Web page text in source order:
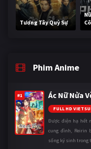
Tương Tây Quỷ Sự
Phim Anime
#1 Ác Nữ Nửa
FULL HD
Được điện hạ hết
cung đình, Reirin
sống ký sinh trong